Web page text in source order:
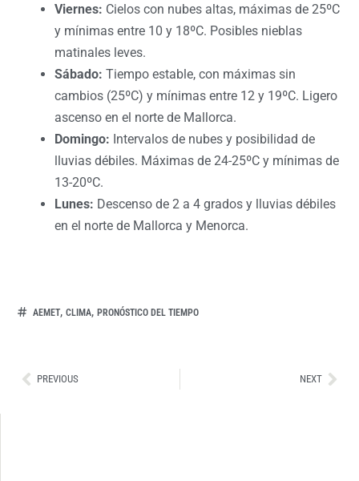
Viernes: Cielos con nubes altas, máximas de 25ºC
y mínimas entre 10 y 18ºC. Posibles nieblas
matinales leves.
Sábado: Tiempo estable, con máximas sin
cambios (25ºC) y mínimas entre 12 y 19ºC. Ligero
ascenso en el norte de Mallorca.
Domingo: Intervalos de nubes y posibilidad de
lluvias débiles. Máximas de 24-25ºC y mínimas de
13-20ºC.
Lunes: Descenso de 2 a 4 grados y lluvias débiles
en el norte de Mallorca y Menorca.
AEMET, CLIMA, PRONÓSTICO DEL TIEMPO
AntPREVIOUS NEXT